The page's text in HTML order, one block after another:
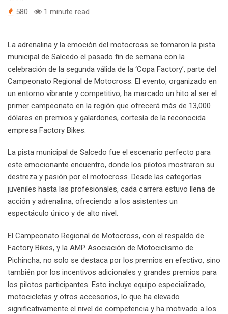
580 1 minute read
La adrenalina y la emoción del motocross se tomaron la pista
municipal de Salcedo el pasado fin de semana con la
celebración de la segunda válida de la ‘Copa Factory’, parte del
Campeonato Regional de Motocross. El evento, organizado en
un entorno vibrante y competitivo, ha marcado un hito al ser el
primer campeonato en la región que ofrecerá más de 13,000
dólares en premios y galardones, cortesía de la reconocida
empresa Factory Bikes.
La pista municipal de Salcedo fue el escenario perfecto para
este emocionante encuentro, donde los pilotos mostraron su
destreza y pasión por el motocross. Desde las categorías
juveniles hasta las profesionales, cada carrera estuvo llena de
acción y adrenalina, ofreciendo a los asistentes un
espectáculo único y de alto nivel.
El Campeonato Regional de Motocross, con el respaldo de
Factory Bikes, y la AMP Asociación de Motociclismo de
Pichincha, no solo se destaca por los premios en efectivo, sino
también por los incentivos adicionales y grandes premios para
los pilotos participantes. Esto incluye equipo especializado,
motocicletas y otros accesorios, lo que ha elevado
significativamente el nivel de competencia y ha motivado a los